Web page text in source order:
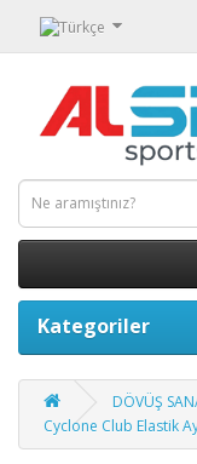
Kategoriler
DÖVÜŞ
Cyclone Club Elastik